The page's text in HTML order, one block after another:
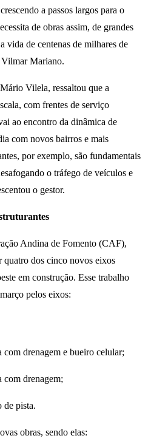
a passos largos para o
de obras assim, de grandes
vida de centenas de milhares de
Vilmar Mariano.
Vilela, ressaltou que a
com frentes de serviço
ao encontro da dinâmica de
com novos bairros e mais
por exemplo, são fundamentais
o tráfego de veículos e
o gestor.
Andina de Fomento (CAF),
quatro dos cinco novos eixos
em construção. Esse trabalho
pelos eixos:
drenagem e bueiro celular;
drenagem;
de pista.
obras, sendo elas: